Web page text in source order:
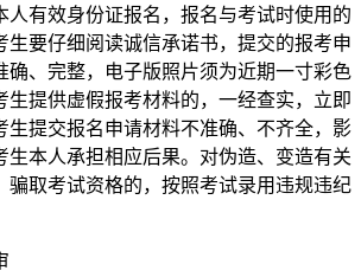
人有效身份证报名，报名与考试时使用的
生要仔细阅读诚信承诺书，提交的报考申
确、完整，电子版照片须为近期一寸彩色
生提供虚假报考材料的，一经查实，立即
生提交报名申请材料不准确、不齐全，影
生本人承担相应后果。对伪造、变造有关
骗取考试资格的，按照考试录用违规违纪